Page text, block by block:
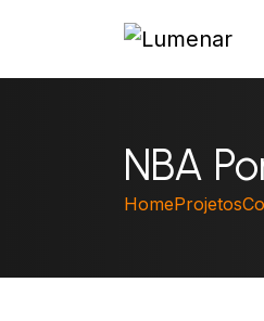
NBA
HomeProjetos